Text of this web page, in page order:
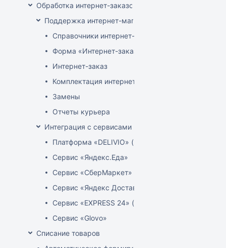
Обработка интернет-заказов
Поддержка интернет-магазина
Справочники интернет-магазина
Форма «Интернет-заказы»
Интернет-заказ
Комплектация интернет-заказов
Замены
Отчеты курьера
Интеграция с сервисами доставки
Платформа «DELIVIO» (Беларусь)
Сервис «Яндекс.Еда»
Сервис «СберМаркет»
Сервис «Яндекс Доставка»
Сервис «EXPRESS 24» (Узбекистан)
Сервис «Glovo»
Списание товаров